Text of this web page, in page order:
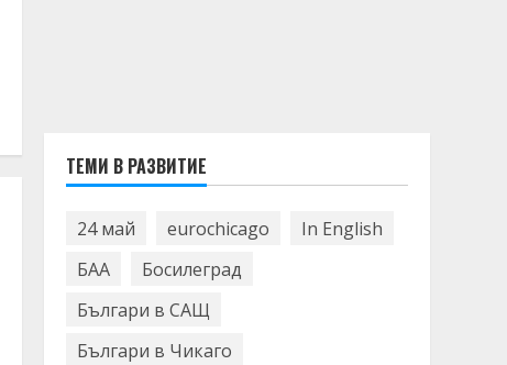
ТЕМИ В РАЗВИТИЕ
24 май eurochicago
In English
БАА
Босилеград
Българи в САЩ
Българи в Чикаго